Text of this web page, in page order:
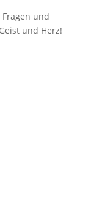
und
und Herz!